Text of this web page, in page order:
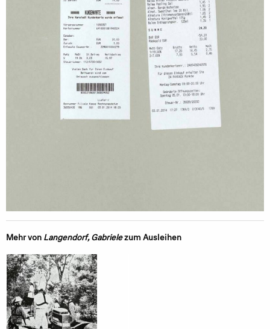
Mehr vonLangendorf, Gabrielezum Ausleihen